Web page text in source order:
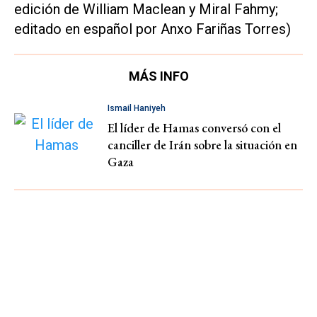
edición de William Maclean y Miral Fahmy;
editado en español por Anxo Fariñas Torres)
MÁS INFO
Ismail Haniyeh
El líder de Hamas conversó con el
canciller de Irán sobre la situación en
Gaza